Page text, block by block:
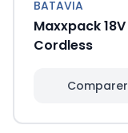
BATAVIA
Maxxpack 18V
Cordless
Comparer